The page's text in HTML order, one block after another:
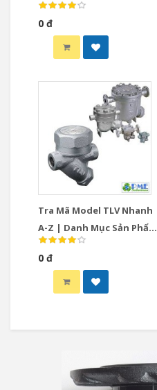
– Giải Pháp Xả Tay & Khởi
Động Nhanh Hệ Thống
0 đ
Tra Mã Model TLV Nhanh
A-Z | Danh Mục Sản Phẩm
TLV Chính Hãng Nhật Bản
0 đ